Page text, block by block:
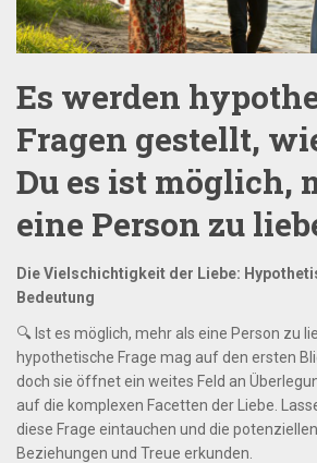
Es werden
Fragen gestellt,
Du es ist möglich,
eine Person zu
Die Vielschichtigkeit der Liebe:
Bedeutung
🔍 Ist es möglich, mehr als eine Person zu
hypothetische Frage mag auf den ersten
doch sie öffnet ein weites Feld an
auf die komplexen Facetten der Liebe.
diese Frage eintauchen und die
Beziehungen und Treue erkunden.